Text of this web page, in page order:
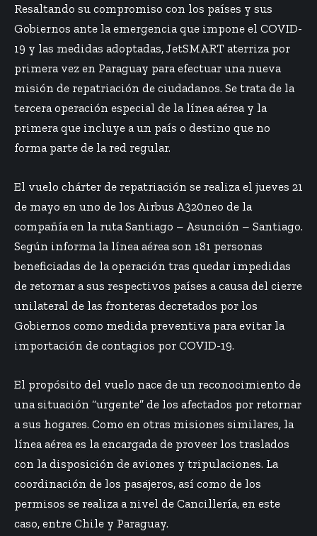
Resaltando su compromiso con los países y sus
Gobiernos ante la emergencia que impone el COVID-
19 y las medidas adoptadas, JetSMART aterriza por
primera vez en Paraguay para efectuar una nueva
misión de repatriación de ciudadanos. Se trata de la
tercera operación especial de la línea aérea y la
primera que incluye a un país o destino que no
forma parte de la red regular.
El vuelo chárter de repatriación se realiza el jueves 21
de mayo en uno de los Airbus A320neo de la
compañía en la ruta Santiago – Asunción – Santiago.
Según informa la línea aérea son 181 personas
beneficiadas de la operación tras quedar impedidas
de retornar a sus respectivos países a causa del cierre
unilateral de las fronteras decretados por los
Gobiernos como medida preventiva para evitar la
importación de contagios por COVID-19.
El propósito del vuelo nace de un reconocimiento de
una situación “urgente” de los afectados por retornar
a sus hogares. Como en otras misiones similares, la
línea aérea es la encargada de proveer los traslados
con la disposición de aviones y tripulaciones. La
coordinación de los pasajeros, así como de los
permisos se realiza a nivel de Cancillería, en este
caso, entre Chile y Paraguay.